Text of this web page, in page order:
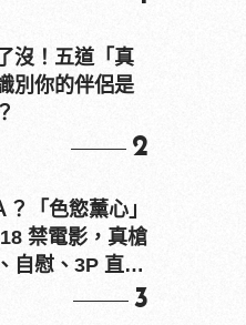
沒！五道「真
別你的伴侶是
2
「色慾薰心」
禁電影，真槍
自慰、3P 直接
3